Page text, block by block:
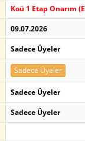
Koü 1 Etap Onarım
09.07.2026
Sadece Üyeler
Sadece Üyeler
Sadece Üyeler
Sadece Üyeler